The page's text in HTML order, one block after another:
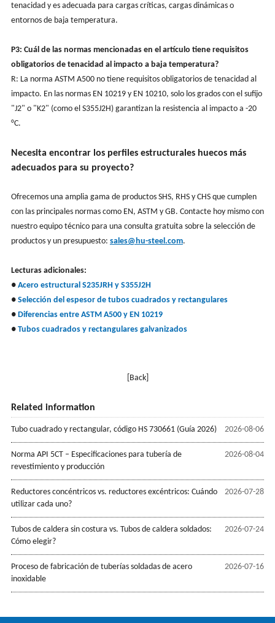
tenacidad y es adecuada para cargas críticas, cargas dinámicas o
entornos de baja temperatura.
P3: Cuál de las normas mencionadas en el artículo tiene requisitos
obligatorios de tenacidad al impacto a baja temperatura?
R: La norma ASTM A500 no tiene requisitos obligatorios de tenacidad al
impacto. En las normas EN 10219 y EN 10210, solo los grados con el sufijo
"J2" o "K2" (como el S355J2H) garantizan la resistencia al impacto a -20
°C.
Necesita encontrar los perfiles estructurales huecos más
adecuados para su proyecto?
Ofrecemos una amplia gama de productos SHS, RHS y CHS que cumplen
con las principales normas como EN, ASTM y GB. Contacte hoy mismo con
nuestro equipo técnico para una consulta gratuita sobre la selección de
productos y un presupuesto: sales@hu-steel.com.
Lecturas adicionales:
● Acero estructural S235JRH y S355J2H
● Selección del espesor de tubos cuadrados y rectangulares
● Diferencias entre ASTM A500 y EN 10219
● Tubos cuadrados y rectangulares galvanizados
[Back]
Related information
2026-08-06
Tubo cuadrado y rectangular, código HS 730661 (Guía 2026)
2026-08-04
Norma API 5CT – Especificaciones para tubería de
revestimiento y producción
2026-07-28
Reductores concéntricos vs. reductores excéntricos: Cuándo
utilizar cada uno?
2026-07-24
Tubos de caldera sin costura vs. Tubos de caldera soldados:
Cómo elegir?
2026-07-16
Proceso de fabricación de tuberías soldadas de acero
inoxidable